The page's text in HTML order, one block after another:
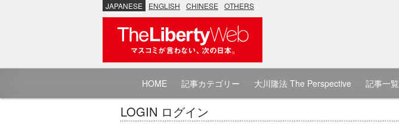
JAPANESE ENGLISH CHINESE OTHERS
HOME 記事カテゴリー 大川隆法 The Perspective 記事一覧
LOGIN ログイン